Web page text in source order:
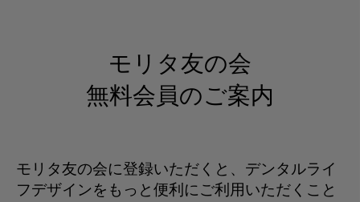
モリタ友の会
無料会員のご案内
モリタ友の会に登録いただくと、デンタルライ
フデザインをもっと便利にご利用いただくこと